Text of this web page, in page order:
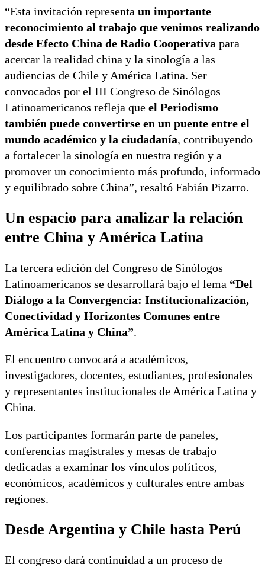
“Esta invitación representa un importante
reconocimiento al trabajo que venimos realizando
desde Efecto China de Radio Cooperativa para
acercar la realidad china y la sinología a las
audiencias de Chile y América Latina. Ser
convocados por el III Congreso de Sinólogos
Latinoamericanos refleja que el Periodismo
también puede convertirse en un puente entre el
mundo académico y la ciudadanía, contribuyendo
a fortalecer la sinología en nuestra región y a
promover un conocimiento más profundo, informado
y equilibrado sobre China”, resaltó Fabián Pizarro.
Un espacio para analizar la relación
entre China y América Latina
La tercera edición del Congreso de Sinólogos
Latinoamericanos se desarrollará bajo el lema “Del
Diálogo a la Convergencia: Institucionalización,
Conectividad y Horizontes Comunes entre
América Latina y China”.
El encuentro convocará a académicos,
investigadores, docentes, estudiantes, profesionales
y representantes institucionales de América Latina y
China.
Los participantes formarán parte de paneles,
conferencias magistrales y mesas de trabajo
dedicadas a examinar los vínculos políticos,
económicos, académicos y culturales entre ambas
regiones.
Desde Argentina y Chile hasta Perú
El congreso dará continuidad a un proceso de